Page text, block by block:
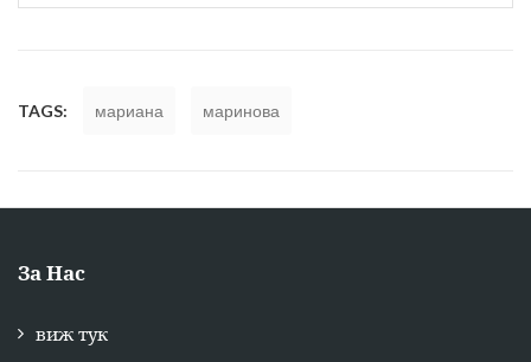
TAGS: мариана маринова
За Нас
виж тук